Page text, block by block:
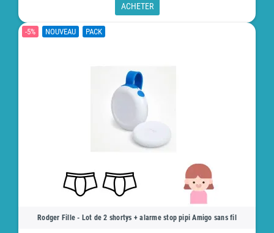
ACHETER
-5% NOUVEAU PACK
Rodger Fille - Lot de 2 shortys + alarme stop pipi Amigo sans fil